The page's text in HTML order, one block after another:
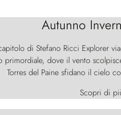
Autunno
di Stefano Ricci Explorer
primordiale, dove il vento
Torres del Paine sfidano il cielo
Scopri di